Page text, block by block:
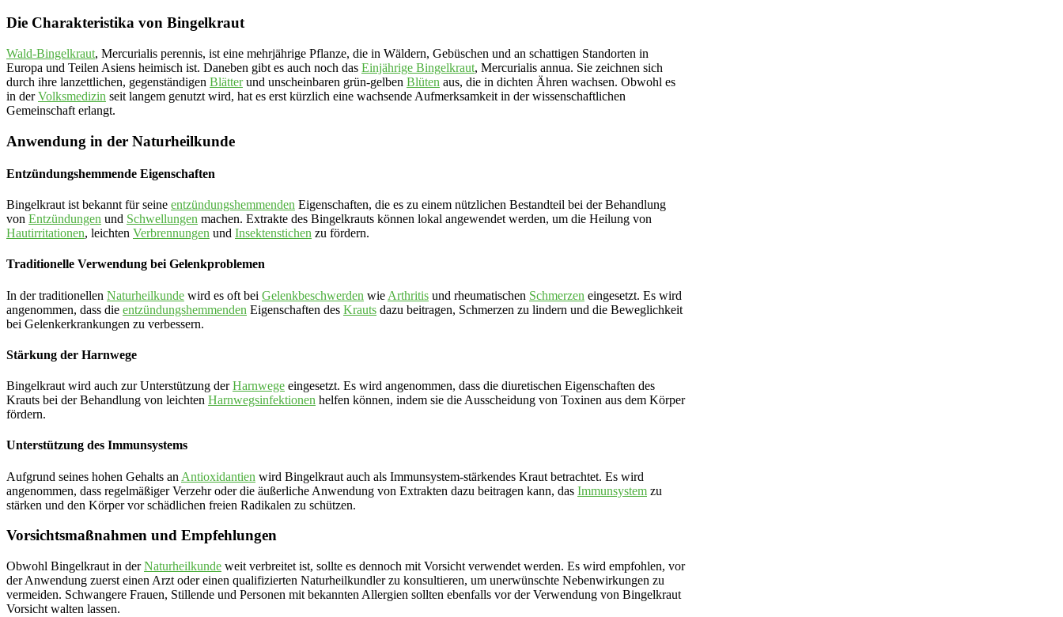
Die Charakteristika von Bingelkraut
Wald-Bingelkraut, Mercurialis perennis, ist eine mehrjährige Pflanze, die in Wäldern, Gebüschen und an schattigen Standorten in
Europa und Teilen Asiens heimisch ist. Daneben gibt es auch noch das Einjährige Bingelkraut, Mercurialis annua. Sie zeichnen sich
durch ihre lanzettlichen, gegenständigen Blätterund unscheinbaren grün-gelben Blüten aus, die in dichten Ähren wachsen. Obwohl es
in derVolksmedizin seit langem genutzt wird, hat es erst kürzlich eine wachsende Aufmerksamkeit in der wissenschaftlichen
Gemeinschaft erlangt.
Anwendung in der Naturheilkunde
Entzündungshemmende Eigenschaften
Bingelkraut ist bekannt für seine entzündungshemmenden Eigenschaften, die es zu einem nützlichen Bestandteil bei der Behandlung
von Entzündungen und Schwellungen machen. Extrakte des Bingelkrauts können lokal angewendet werden, um die Heilung von
Hautirritationen, leichten Verbrennungen und Insektenstichen zu fördern.
Traditionelle Verwendung bei Gelenkproblemen
In der traditionellen Naturheilkunde wird es oft bei Gelenkbeschwerden wie Arthritis und rheumatischen Schmerzen eingesetzt. Es wird
angenommen, dass die entzündungshemmenden Eigenschaften des Krauts dazu beitragen, Schmerzen zu lindern und die Beweglichkeit
bei Gelenkerkrankungen zu verbessern.
Stärkung der Harnwege
Bingelkraut wird auch zur Unterstützung derHarnwege eingesetzt. Es wird angenommen, dass die diuretischen Eigenschaften des
Krauts bei der Behandlung von leichten Harnwegsinfektionen helfen können, indem sie die Ausscheidung von Toxinen aus dem Körper
fördern.
Unterstützung des Immunsystems
Aufgrund seines hohen Gehalts an Antioxidantien wird Bingelkraut auch als Immunsystem-stärkendes Kraut betrachtet. Es wird
angenommen, dass regelmäßiger Verzehr oder die äußerliche Anwendung von Extrakten dazu beitragen kann, das Immunsystem zu
stärken und den Körper vor schädlichen freien Radikalen zu schützen.
Vorsichtsmaßnahmen und Empfehlungen
Obwohl Bingelkraut in derNaturheilkunde weit verbreitet ist, sollte es dennoch mit Vorsicht verwendet werden. Es wird empfohlen, vor
der Anwendung zuerst einen Arzt oder einen qualifizierten Naturheilkundler zu konsultieren, um unerwünschte Nebenwirkungen zu
vermeiden. Schwangere Frauen, Stillende und Personen mit bekannten Allergien sollten ebenfalls vor der Verwendung von Bingelkraut
Vorsicht walten lassen.